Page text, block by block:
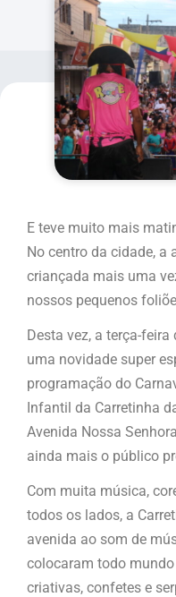
E teve muito mais
No centro da cidade,
criançada mais uma
nossos pequenos
Desta vez, a terça-
uma novidade super
programação do
Infantil da Carretinha
Avenida Nossa
ainda mais o público
Com muita música,
todos os lados, a
avenida ao som de
colocaram todo
criativas, confetes e